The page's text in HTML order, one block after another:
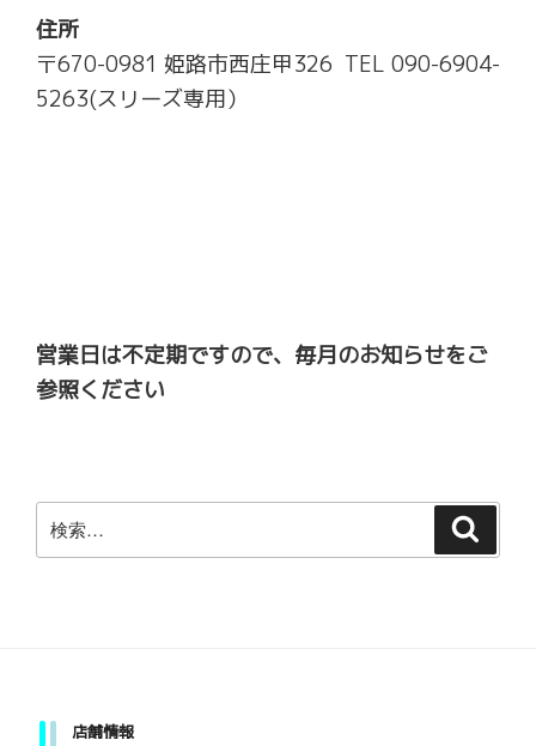
住所
〒670-0981 姫路市西庄甲326 TEL 090-6904-
5263(スリーズ専用）
営業日は不定期ですので、毎月のお知らせをご
参照ください
索:
店舗情報